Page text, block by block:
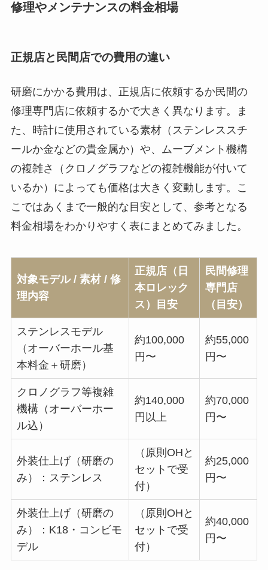
修理やメンテナンスの料金相場
正規店と民間店での費用の違い
研磨にかかる費用は、正規店に依頼するか民間の
修理専門店に依頼するかで大きく異なります。ま
た、時計に使用されている素材（ステンレススチ
ールか金などの貴金属か）や、ムーブメント機構
の複雑さ（クロノグラフなどの複雑機能が付いて
いるか）によっても価格は大きく変動します。こ
こではあくまで一般的な目安として、参考となる
料金相場をわかりやすく表にまとめてみました。
対象モデル / 素材 / 修
理内容
正規店（日
本ロレック
ス）目安
民間修理
専門店
（目安）
ステンレスモデル
（オーバーホール基
本料金＋研磨）
約100,000
円〜
約55,000
円〜
クロノグラフ等複雑
機構（オーバーホー
ル込）
約140,000
円以上
約70,000
円〜
外装仕上げ（研磨の
み）：ステンレス
（原則OHと
セットで受
付）
約25,000
円〜
外装仕上げ（研磨の
み）：K18・コンビモ
デル
（原則OHと
セットで受
付）
約40,000
円〜